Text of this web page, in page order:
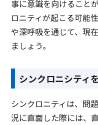
事に意識を向けること
ロニティが起こる可能
や深呼吸を通じて、現
ましょう。
シンクロニシティ
シンクロニティは、問
況に直面した際には、